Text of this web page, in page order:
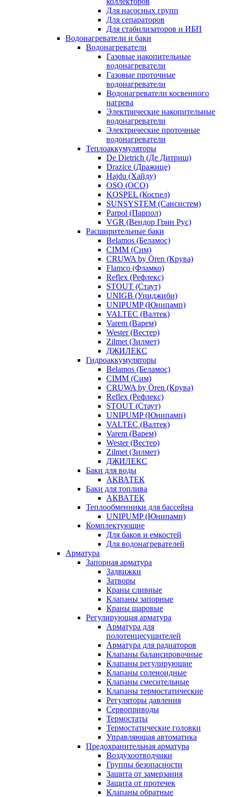
Для насосных групп
Для сепараторов
Для стабилизаторов и ИБП
Водонагреватели и баки
Водонагреватели
Газовые накопительные
водонагреватели
Газовые проточные
водонагреватели
Водонагреватели косвенного
нагрева
Электрические накопительные
водонагреватели
Электрические проточные
водонагреватели
Теплоаккумуляторы
De Dietrich (Де Дитриш)
Drazice (Дражице)
Hajdu (Хайду)
OSO (ОСО)
KOSPEL (Коспел)
SUNSYSTEM (Сансистем)
Parpol (Парпол)
VGR (Вендор Грин Рус)
Расширительные баки
Belamos (Беламос)
CIMM (Сим)
CRUWA by Ören (Крува)
Flamco (Фламко)
Reflex (Рефлекс)
STOUT (Стаут)
UNIGB (Униджиби)
UNIPUMP (Юнипамп)
VALTEC (Валтек)
Varem (Варем)
Wester (Вестер)
Zilmet (Зилмет)
ДЖИЛЕКС
Гидроаккумуляторы
Belamos (Беламос)
CIMM (Сим)
CRUWA by Ören (Крува)
Reflex (Рефлекс)
STOUT (Стаут)
UNIPUMP (Юнипамп)
VALTEC (Валтек)
Varem (Варем)
Wester (Вестер)
Zilmet (Зилмет)
ДЖИЛЕКС
Баки для воды
АКВАТЕК
Баки для топлива
АКВАТЕК
Теплообменники для бассейна
UNIPUMP (Юнипамп)
Комплектующие
Для баков и емкостей
Для водонагревателей
Арматура
Запорная арматура
Задвижки
Затворы
Краны сливные
Клапаны запорные
Краны шаровые
Регулирующая арматура
Арматура для
полотенцесушителей
Арматура для радиаторов
Клапаны балансировочные
Клапаны регулирующие
Клапаны соленоидные
Клапаны смесительные
Клапаны термостатические
Регуляторы давления
Сервоприводы
Термостаты
Термостатические головки
Управляющая автоматика
Предохранительная арматура
Воздухоотводчики
Группы безопасности
Защита от замерзания
Защита от протечек
Клапаны обратные